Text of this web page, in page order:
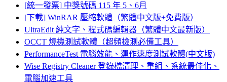
[統一發票] 中獎號碼 115 年 5、6月
[下載] WinRAR 壓縮軟體（繁體中文版+免費版）
UltraEdit 純文字、程式碼編輯器（繁體中文最新版）
OCCT 燒機測試軟體（超頻檢測必備工具）
PerformanceTest 電腦效能、運作速度測試軟體(中文版)
Wise Registry Cleaner 登錄檔清理、重組、系統最佳化、
電腦加速工具